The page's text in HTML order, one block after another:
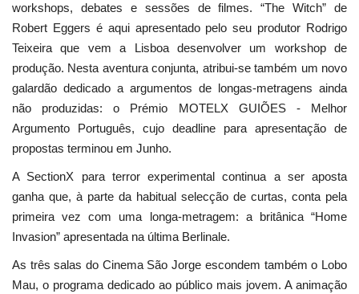
workshops, debates e sessões de filmes. “The Witch” de
Robert Eggers é aqui apresentado pelo seu produtor Rodrigo
Teixeira que vem a Lisboa desenvolver um workshop de
produção. Nesta aventura conjunta, atribui-se também um novo
galardão dedicado a argumentos de longas-metragens ainda
não produzidas: o Prémio MOTELX GUIÕES - Melhor
Argumento Português, cujo deadline para apresentação de
propostas terminou em Junho.
A SectionX para terror experimental continua a ser aposta
ganha que, à parte da habitual selecção de curtas, conta pela
primeira vez com uma longa-metragem: a britânica “Home
Invasion” apresentada na última Berlinale.
As três salas do Cinema São Jorge escondem também o Lobo
Mau, o programa dedicado ao público mais jovem. A animação